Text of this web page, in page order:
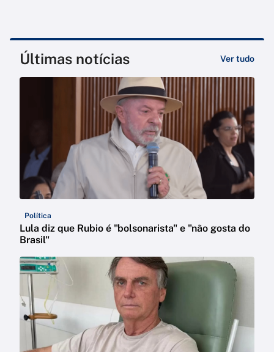
Últimas notícias Ver tudo
Política
Lula diz que Rubio é "bolsonarista" e "não gosta do
Brasil"